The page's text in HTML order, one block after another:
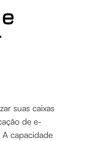
suas caixas
de e-
capacidade